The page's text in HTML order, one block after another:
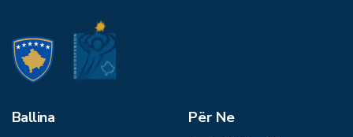
Ballina
Për Ne